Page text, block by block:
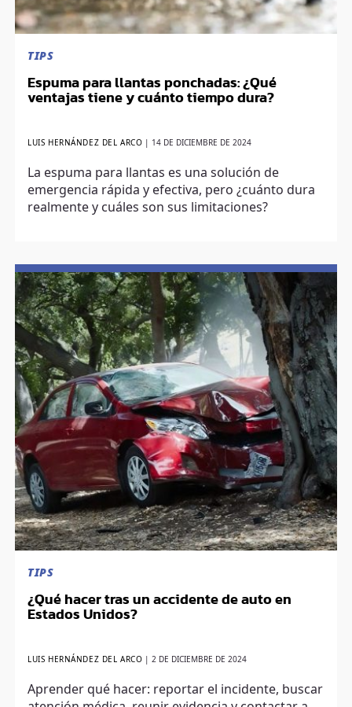
TIPS
Espuma para llantas ponchadas: ¿Qué
ventajas tiene y cuánto tiempo dura?
LUIS HERNÁNDEZ DEL ARCO 14 DE DICIEMBRE DE 2024
La espuma para llantas es una solución de
emergencia rápida y efectiva, pero ¿cuánto dura
realmente y cuáles son sus limitaciones?
TIPS
¿Qué hacer tras un accidente de auto en
Estados Unidos?
LUIS HERNÁNDEZ DEL ARCO |2 DE DICIEMBRE DE 2024
Aprender qué hacer: reportar el incidente, buscar